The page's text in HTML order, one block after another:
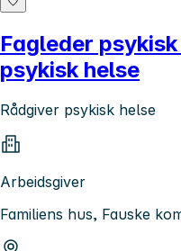
Fagleder
psykisk helse
Rådgiver psykisk helse
Arbeidsgiver
Familiens hus, Fauske